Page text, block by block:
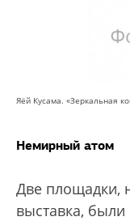
Яёй Кусама.
Немирный атом
Две площадки,
выставка,